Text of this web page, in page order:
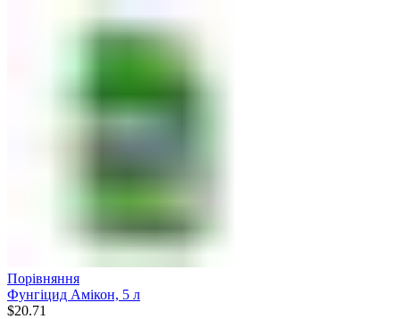
Порівняння
Фунгіцид Амікон, 5 л
$20.71